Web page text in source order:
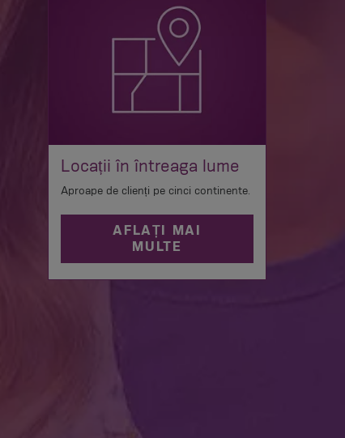
Locații în întreaga lume
Aproape de clienți pe cinci continente.
AFLAȚI MAI
MULTE